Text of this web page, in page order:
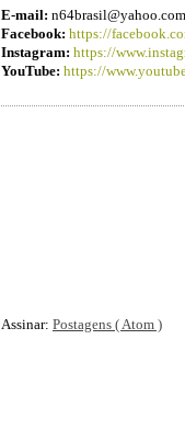
E-mail: n64brasil@yahoo.com
Facebook: https://
Instagram: https://
YouTube: https://
Assinar: Postagens ( Atom )